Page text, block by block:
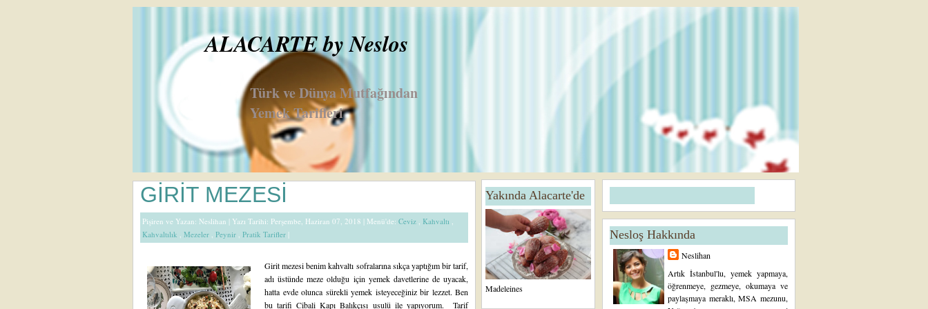
ALACARTE by Neslos
Türk ve Dünya Mutfağından
Yemek Tarifleri
GİRİT MEZESİ
Pişiren ve Yazan: Neslihan | Yazı Tarihi: Perşembe, Haziran 07, 2018 | Menü'de: Ceviz , Kahvaltı ,
Kahvaltılık , Mezeler , Peynir , Pratik Tarifler |
Girit mezesi benim kahvaltı sofralarına sıkça yaptığım bir tarif,
adı üstünde meze olduğu için yemek davetlerine de uyacak,
hatta evde olunca sürekli yemek isteyeceğiniz bir lezzet. Ben
bu tarifi Cibali Kapı Balıkçısı usulü ile yapıyorum. Tarif
A
S
Yakında Alacarte'de
Madeleines
Nesloş Hakkında
Neslihan
Artık İstanbul'lu, yemek yapmaya,
öğrenmeye, gezmeye, okumaya ve
paylaşmaya meraklı, MSA mezunu,